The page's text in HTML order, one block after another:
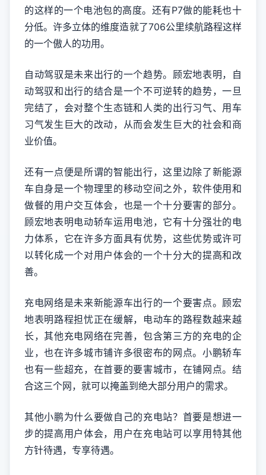
的这样的一个电池包的高度。还有P7做的能耗也十
分低。许多立体的维度造就了706公里续航路程这样
的一个傲人的功用。
自动驾驭是未来出行的一个趋势。顾宏地表明，自
动驾驭和出行的结合是一个不可逆转的趋势，一旦
完结了，会对整个生态链和人类的出行习气、用车
习气发生巨大的改动，从而会发生巨大的社会和商
业价值。
还有一点便是所谓的智能出行，这里边除了新能源
车自身是一个物理里的移动空间之外，软件使用和
做餐的用户交互体会，也是一个十分要害的部分。
顾宏地表明电动轿车运用电池，它有十分强壮的电
力体系，它在许多方面具有优势，这些优势或许可
以转化成一个对用户体会的一个十分大的提高和改
善。
充电网络是未来新能源车出行的一个要害点。顾宏
地表明路程担忧正在缓解，电动车的路程数越来越
长，其他充电网络在完善，包含第三方的充电的企
业，也在许多城市铺许多很密布的网点。小鹏轿车
也有一些超充，在首要的要害城市，在铺网点。结
合这三个网，就可以掩盖到绝大部分用户的需求。
其他小鹏为什么要做自己的充电站？首要是想进一
步的提高用户体会，用户在充电站可以享用特其他
方针待遇，专享待遇。